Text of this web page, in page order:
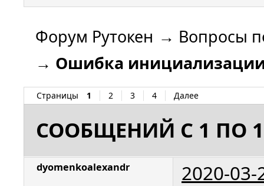
Форум Рутокен → Вопросы
→ Ошибка инициализации
Страницы 1 2 3 4 Далее
СООБЩЕНИЙ С 1 ПО
dyomenkoalexandr 2020-03-